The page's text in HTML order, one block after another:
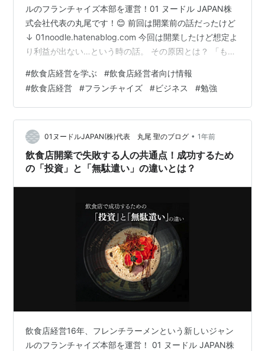
ルのフランチャイズ本部を運営！01 ヌードル JAPAN株
式会社代表の丸尾です！😊 前回は開業前の話だったけど
↓ 01noodle.hatenablog.com 今回は開業したけど想定よ
り利益が出ない…という時の話。 その原因とは？ 「もっ
い…」 こうした悩みを持つフランチャイズオーナーは多
い。 売上や利益が伸びない原因は大きく3つある。それ
ぞれの理由と対策を解説する！ 1.ブームが過ぎ去ってし
まった経営には導入期・成長期・成熟期・衰退期という4
つの時期がある！衰退期に入ったフランチャイズに加
盟…
#飲食店経営を学ぶ #飲食店経営者向け情報
#飲食店経営 #フランチャイズ #ビジネス #勉強
01ヌードルJAPAN(株)代表 丸尾 聖のブログ • 1年前
飲食店開業で失敗する人の共通点！成功するため
の「投資」と「無駄遣い」の違いとは？
飲食店経営16年、フレンチラーメンという新しいジャン
ルのフランチャイズ本部を運営！ 01 ヌードル JAPAN株